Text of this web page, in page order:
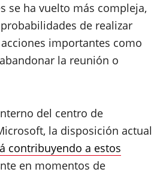
se ha vuelto más compleja,
de realizar
importantes como
la reunión o
del centro de
la disposición actual
contribuyendo a estos
en momentos de